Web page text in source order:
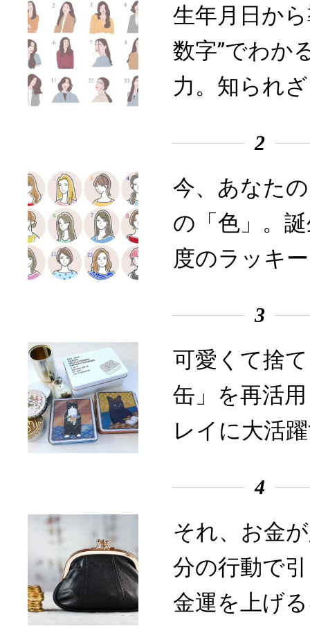
生年月日か
数字”でわか
力。知られ
2
今、あなた
の「色」。
度のラッキ
3
可愛くて捨
缶」を再活
レイに大活
4
それ、お金
分の行動で
金運を上げ